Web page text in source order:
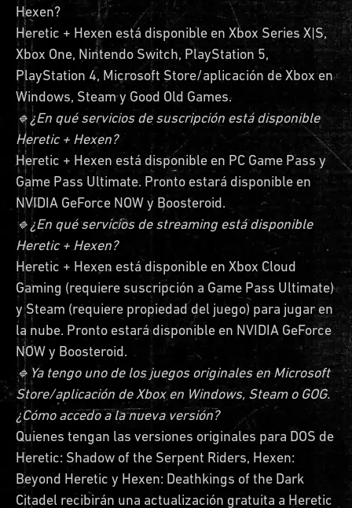
Hexen?
Heretic + Hexen está disponible en Xbox Series X|S,
Xbox One, Nintendo Switch, PlayStation 5,
PlayStation 4, Microsoft Store/aplicación de Xbox en
Windows, Steam y Good Old Games.
🔹¿En qué servicios de suscripción está disponible
Heretic + Hexen?
Heretic + Hexen está disponible en PC Game Pass y
Game Pass Ultimate. Pronto estará disponible en
NVIDIA GeForce NOW y Boosteroid.
🔹¿En qué servicios de streaming está disponible
Heretic + Hexen?
Heretic + Hexen está disponible en Xbox Cloud
Gaming (requiere suscripción a Game Pass Ultimate)
y Steam (requiere propiedad del juego) para jugar en
la nube. Pronto estará disponible en NVIDIA GeForce
NOW y Boosteroid.
🔹Ya tengo uno de los juegos originales en Microsoft
Store/aplicación de Xbox en Windows, Steam o GOG.
¿Cómo accedo a la nueva versión?
Quienes tengan las versiones originales para DOS de
Heretic: Shadow of the Serpent Riders, Hexen:
Beyond Heretic y Hexen: Deathkings of the Dark
Citadel recibirán una actualización gratuita a Heretic